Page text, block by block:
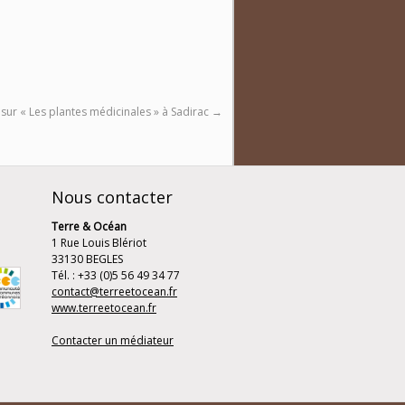
« Les plantes médicinales » à Sadirac →
Nous contacter
Terre & Océan
1 Rue Louis Blériot
33130 BEGLES
Tél. : +33 (0)5 56 49 34 77
contact@terreetocean.fr
www.terreetocean.fr
Contacter un médiateur